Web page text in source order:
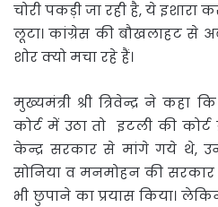
चोरी पकड़ी जा रही है, ये
लूटा। कांग्रेस की बौखलाहट से
शोर क्यो मचा रहे हैं।
मुख्यमंत्री श्री त्रिवेन्द्र ने
कोर्ट में उठा तो इटली की कोर्ट
केन्द्र सरकार से मांगे गये थे,
सोनिया व मनमोहन की
भी छुपाने का प्रयास किया।